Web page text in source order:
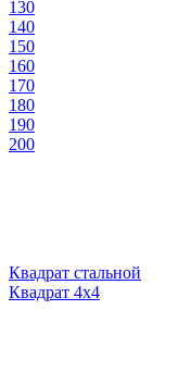
130
140
150
160
170
180
190
200
Квадрат стальной
Квадрат 4х4